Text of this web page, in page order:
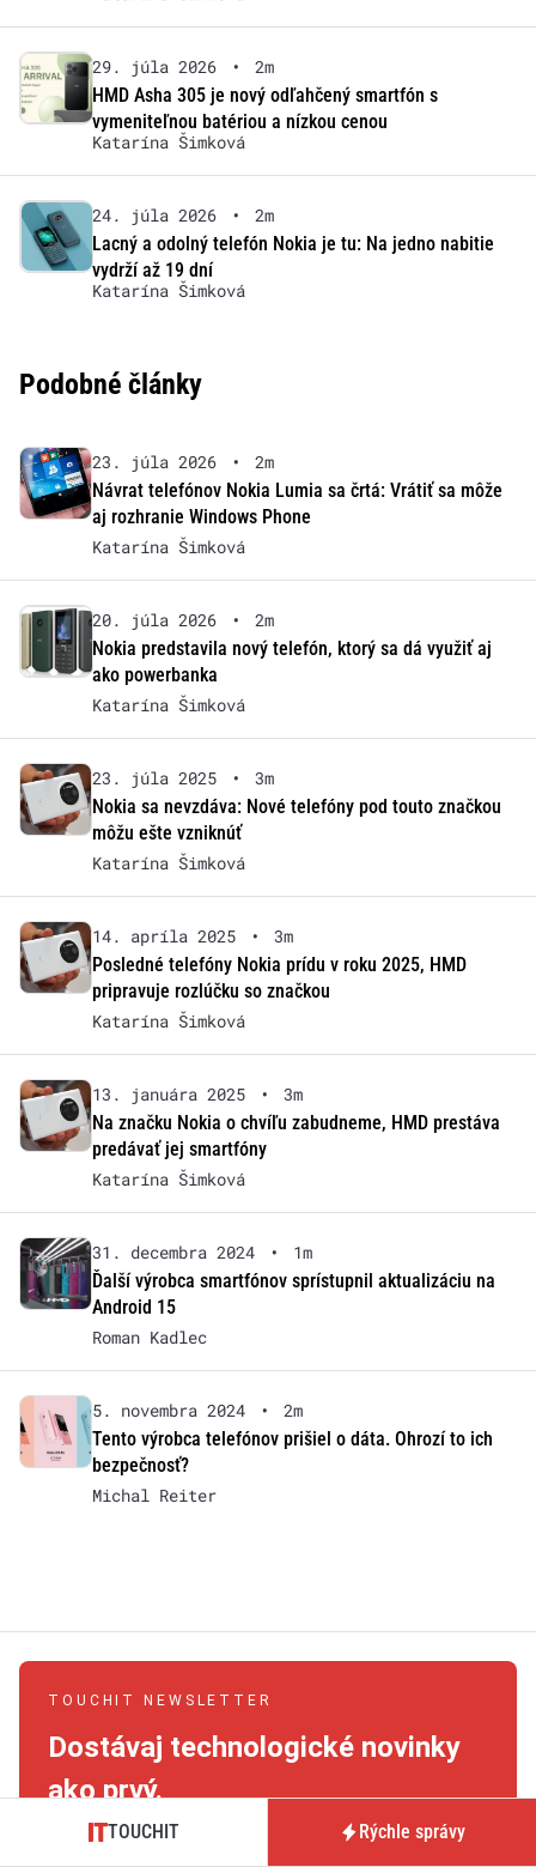
29. júla 2026 •
2m
HMD Asha 305 je nový odľahčený smartfón s
vymeniteľnou batériou a nízkou cenou
Katarína Šimková
24. júla 2026 •
2m
Lacný a odolný telefón Nokia je tu: Na jedno nabitie
vydrží až 19 dní
Katarína Šimková
Podobné články
23. júla 2026 •
2m
Návrat telefónov Nokia Lumia sa črtá: Vrátiť sa môže
aj rozhranie Windows Phone
Katarína Šimková
20. júla 2026 •
2m
Nokia predstavila nový telefón, ktorý sa dá využiť aj
ako powerbanka
Katarína Šimková
23. júla 2025 •
3m
Nokia sa nevzdáva: Nové telefóny pod touto značkou
môžu ešte vzniknúť
Katarína Šimková
14. apríla 2025 •
3m
Posledné telefóny Nokia prídu v roku 2025, HMD
pripravuje rozlúčku so značkou
Katarína Šimková
13. januára 2025 •
3m
Na značku Nokia o chvíľu zabudneme, HMD prestáva
predávať jej smartfóny
Katarína Šimková
31. decembra 2024 •
1m
Ďalší výrobca smartfónov sprístupnil aktualizáciu na
Android 15
Roman Kadlec
5. novembra 2024 •
2m
Tento výrobca telefónov prišiel o dáta. Ohrozí to ich
bezpečnosť?
Michal Reiter
TOUCHIT NEWSLETTER
Dostávaj technologické novinky
ako prvý.
TOUCHIT Rýchle správy